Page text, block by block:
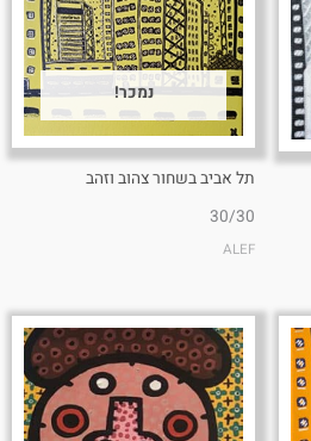
נמכר!
תל אביב בשחור צהוב וזהב
30/30
ALEF